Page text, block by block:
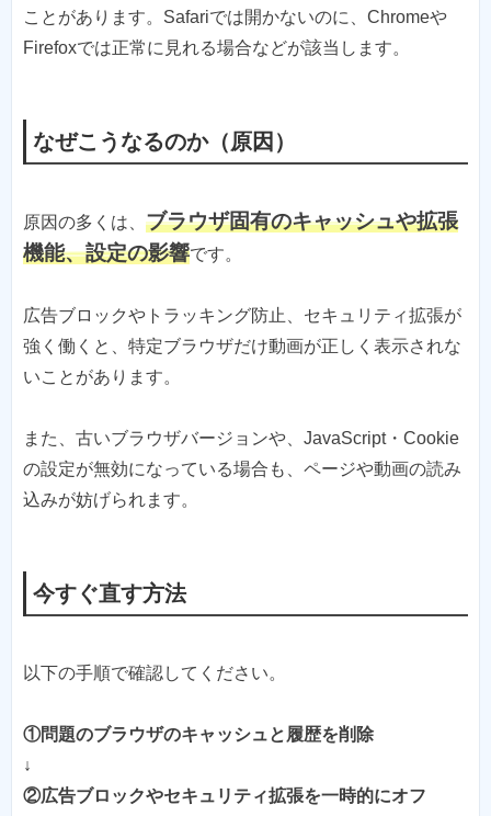
ことがあります。Safariでは開かないのに、Chromeや
Firefoxでは正常に見れる場合などが該当します。
なぜこうなるのか（原因）
原因の多くは、 ブラウザ固有のキャッシュや拡張
機能、設定の影響です。
広告ブロックやトラッキング防止、セキュリティ拡張が
強く働くと、特定ブラウザだけ動画が正しく表示されな
いことがあります。
また、古いブラウザバージョンや、JavaScript・Cookie
の設定が無効になっている場合も、ページや動画の読み
込みが妨げられます。
今すぐ直す方法
以下の手順で確認してください。
①問題のブラウザのキャッシュと履歴を削除
↓
②広告ブロックやセキュリティ拡張を一時的にオフ